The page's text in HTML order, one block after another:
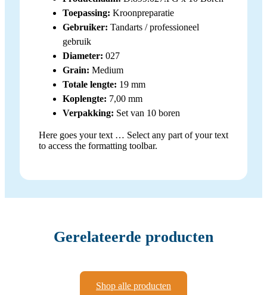
Toepassing: Kroonpreparatie
Gebruiker: Tandarts / professioneel
gebruik
Diameter: 027
Grain: Medium
Totale lengte: 19 mm
Koplengte: 7,00 mm
Verpakking: Set van 10 boren
Here goes your text … Select any part of your text
to access the formatting toolbar.
Gerelateerde producten
Shop alle producten